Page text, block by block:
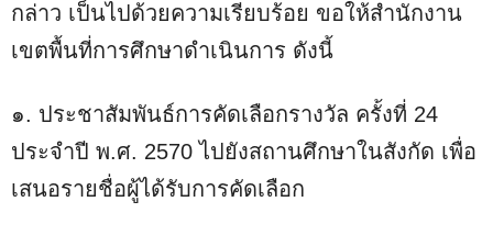
กล่าว เป็นไปด้วยความเรียบร้อย ขอให้สำนักงาน
เขตพื้นที่การศึกษาดำเนินการ ดังนี้
๑. ประชาสัมพันธ์การคัดเลือกรางวัล ครั้งที่ 24
ประจำปี พ.ศ. 2570 ไปยังสถานศึกษาในสังกัด เพื่อ
เสนอรายชื่อผู้ได้รับการคัดเลือก